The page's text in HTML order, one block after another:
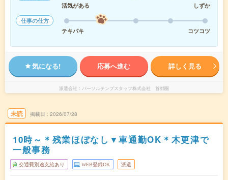
活気がある
しずか
仕事の仕方
テキパキ
コツコツ
気になる! 応募へ進む 詳しく見る
派遣会社 パーソルテンプスタッフ株式会社 首都圏
未読 掲載日 2026/07/28
10時～＊残業ほぼなし▼車通勤OK＊木更津で
一般事務
交通費別途支給あり WEB登録OK 派遣